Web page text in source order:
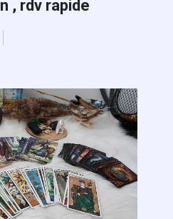
, rdv rapide